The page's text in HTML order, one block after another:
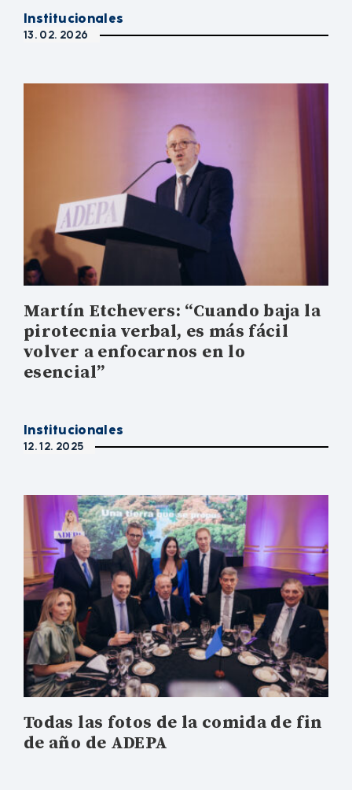
Institucionales
13. 02. 2026
Martín Etchevers: “Cuando baja la
pirotecnia verbal, es más fácil
volver a enfocarnos en lo
esencial”
Institucionales
12. 12. 2025
Todas las fotos de la comida de fin
de año de ADEPA